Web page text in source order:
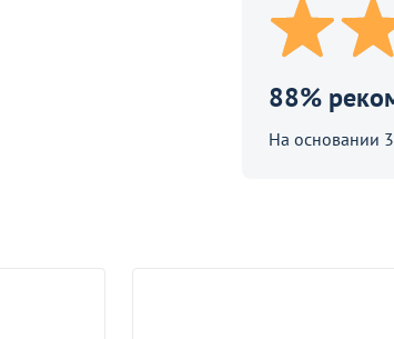
88%
На основании